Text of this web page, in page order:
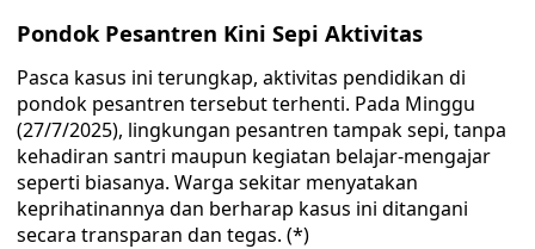
Pondok Pesantren Kini Sepi Aktivitas
Pasca kasus ini terungkap, aktivitas pendidikan di
pondok pesantren tersebut terhenti. Pada Minggu
(27/7/2025), lingkungan pesantren tampak sepi, tanpa
kehadiran santri maupun kegiatan belajar-mengajar
seperti biasanya. Warga sekitar menyatakan
keprihatinannya dan berharap kasus ini ditangani
secara transparan dan tegas. (*)